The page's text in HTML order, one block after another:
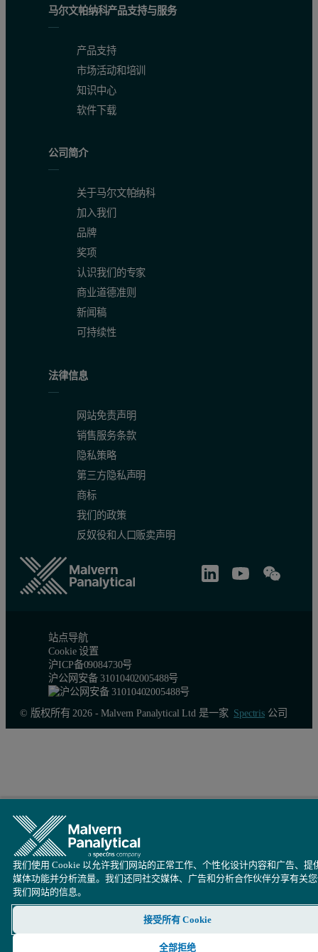
马尔文帕纳科产品支持与服务
产品支持
市场活动和培训
知识中心
软件下载
公司简介
关于马尔文帕纳科
加入我们
品牌
奖项
认识我们的专家
商业道德准则
新闻稿
可持续性
法律信息
网站免责声明
销售服务条款
隐私策略
第三方隐私声明
商标
我们的政策
反奴役和人口贩卖声明
站点导航
Cookie 设置
沪ICP备09084730号
沪公网安备 31010402005488号
© 版权所有 2026 - Malvern Panalytical Ltd 是一家 Spectris公司
我们使用 Cookie 以允许我们网站的正常工作、个性化设计内容和广告、提
媒体功能并分析流量。我们还同社交媒体、广告和分析合作伙伴分享有关
我们网站的信息。
接受所有 Cookie
全部拒绝